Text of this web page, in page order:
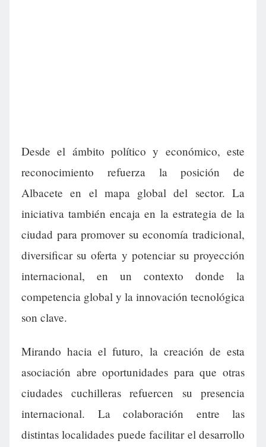
Desde el ámbito político y económico, este
reconocimiento refuerza la posición de
Albacete en el mapa global del sector. La
iniciativa también encaja en la estrategia de la
ciudad para promover su economía tradicional,
diversificar su oferta y potenciar su proyección
internacional, en un contexto donde la
competencia global y la innovación tecnológica
son clave.
Mirando hacia el futuro, la creación de esta
asociación abre oportunidades para que otras
ciudades cuchilleras refuercen su presencia
internacional. La colaboración entre las
distintas localidades puede facilitar el desarrollo